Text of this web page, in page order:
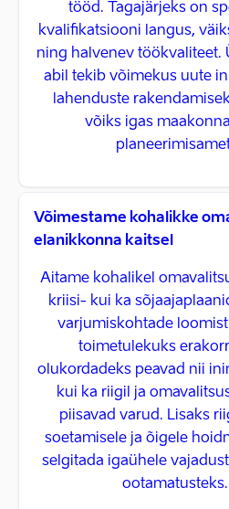
tööd. Tagajärjeks on
kvalifikatsiooni langus,
ning halvenev töökvaliteet.
abil tekib võimekus uute
lahenduste
võiks igas
Võimestame kohalikke
elanikkonna kaitsel
Aitame kohalikel
kriisi- kui ka
varjumiskohtade
toimetulekuks
olukordadeks peavad nii
kui ka riigil ja
piisavad varud. Lisaks
soetamisele ja õigele
selgitada igaühele
ootamatusteks.